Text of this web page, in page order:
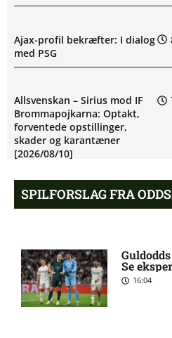
Ajax-profil bekræfter: I dialog
med PSG
Allsvenskan – Sirius mod IF
Brommapojkarna: Optakt,
forventede opstillinger,
skader og karantæner
[2026/08/10]
Mats Møller Dæhli i tvivl hos
Tvivl om Halldor Østervold
Stenevik hos Molde
SPILFORSLAG FRA
Se
16:04